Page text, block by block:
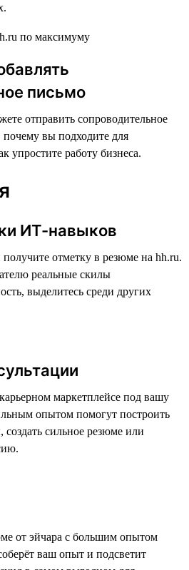
письмо
отправить сопроводительное
вы подходите для
упростите работу бизнеса.
ИТ-навыков
отметку в резюме на hh.ru.
реальные скилы
выделитесь среди других
маркетплейсе под вашу
опытом помогут построить
создать сильное резюме или
от эйчара с большим опытом
ваш опыт и подсветит